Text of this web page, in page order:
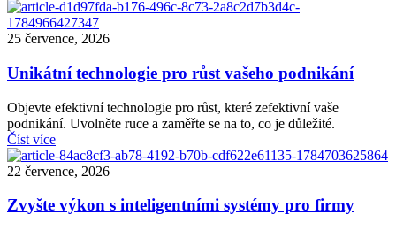
25 července, 2026
Unikátní technologie pro růst vašeho podnikání
Objevte efektivní technologie pro růst, které zefektivní vaše
podnikání. Uvolněte ruce a zaměřte se na to, co je důležité.
Číst více
22 července, 2026
Zvyšte výkon s inteligentními systémy pro firmy